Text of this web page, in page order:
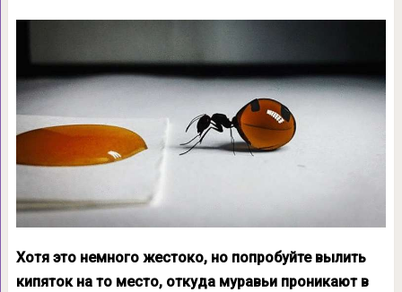
Хотя это немного жестоко, но попробуйте вылить
кипяток на то место, откуда муравьи проникают в